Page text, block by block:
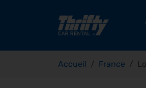
Accueil France